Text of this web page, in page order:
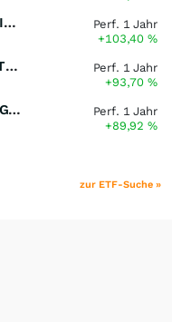
Global X Copper Miners UCITS ETF USD Acc
Perf. 1 Jahr
+103,40%
iShares Copper Miners UCITS ETF
Perf. 1 Jahr
+93,70%
MULTI UNITS LUXEMBOURG - Lyxor MSCI Semiconductors ESG Filtered
Perf. 1 Jahr
+89,92%
zur ETF-Suche »